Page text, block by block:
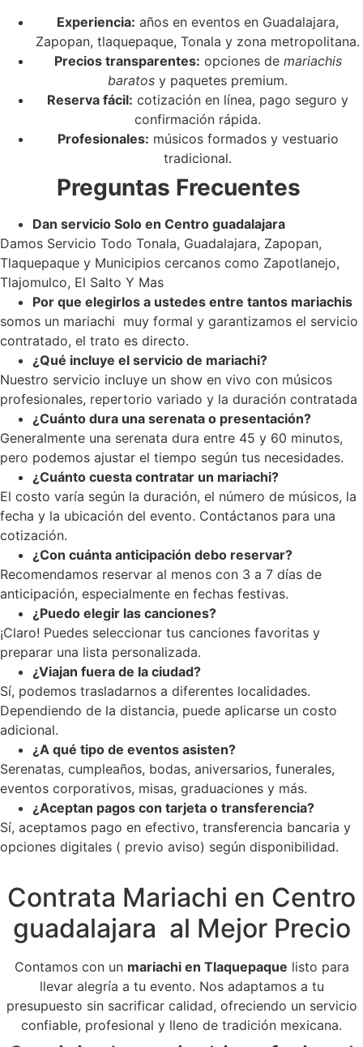
Experiencia: años en eventos en Guadalajara,
Zapopan, tlaquepaque, Tonala y zona metropolitana.
Precios transparentes: opciones de mariachis
baratos y paquetes premium.
Reserva fácil: cotización en línea, pago seguro y
confirmación rápida.
Profesionales: músicos formados y vestuario
tradicional.
Preguntas Frecuentes
Dan servicio Solo en Centro guadalajara
Damos Servicio Todo Tonala, Guadalajara, Zapopan,
Tlaquepaque y Municipios cercanos como Zapotlanejo,
Tlajomulco, El Salto Y Mas
Por que elegirlos a ustedes entre tantos mariachis
somos un mariachi muy formal y garantizamos el servicio
contratado, el trato es directo.
¿Qué incluye el servicio de mariachi?
Nuestro servicio incluye un show en vivo con músicos
profesionales, repertorio variado y la duración contratada
¿Cuánto dura una serenata o presentación?
Generalmente una serenata dura entre 45 y 60 minutos,
pero podemos ajustar el tiempo según tus necesidades.
¿Cuánto cuesta contratar un mariachi?
El costo varía según la duración, el número de músicos, la
fecha y la ubicación del evento. Contáctanos para una
cotización.
¿Con cuánta anticipación debo reservar?
Recomendamos reservar al menos con 3 a 7 días de
anticipación, especialmente en fechas festivas.
¿Puedo elegir las canciones?
¡Claro! Puedes seleccionar tus canciones favoritas y
preparar una lista personalizada.
¿Viajan fuera de la ciudad?
Sí, podemos trasladarnos a diferentes localidades.
Dependiendo de la distancia, puede aplicarse un costo
adicional.
¿A qué tipo de eventos asisten?
Serenatas, cumpleaños, bodas, aniversarios, funerales,
eventos corporativos, misas, graduaciones y más.
¿Aceptan pagos con tarjeta o transferencia?
Sí, aceptamos pago en efectivo, transferencia bancaria y
opciones digitales ( previo aviso) según disponibilidad.
Contrata Mariachi en Centro
guadalajara al Mejor Precio
Contamos con un mariachi en Tlaquepaque listo para
llevar alegría a tu evento. Nos adaptamos a tu
presupuesto sin sacrificar calidad, ofreciendo un servicio
confiable, profesional y lleno de tradición mexicana.